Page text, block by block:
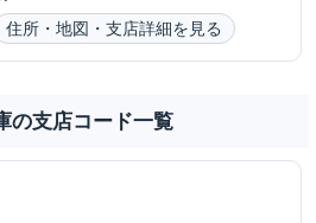
住所・地図・支店詳細を見る
の支店コード一覧